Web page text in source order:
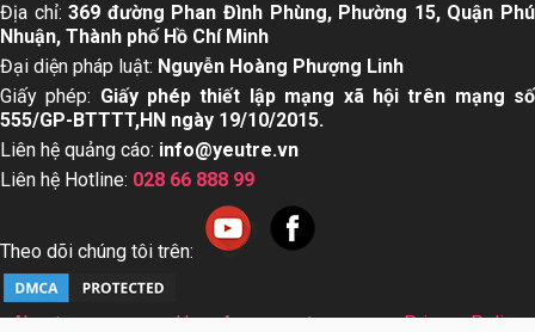
Địa chỉ:369 đường Phan Đình Phùng, Phường 15, Quận Phú
Nhuận, Thành phố Hồ Chí Minh
Đại diện pháp luật: Nguyễn Hoàng Phượng Linh
Giấy phép: Giấy phép thiết lập mạng xã hội trên mạng số
555/GP-BTTTT,HN ngày 19/10/2015.
Liên hệ quảng cáo: info@yeutre.vn
Liên hệ Hotline: 028 66 888 99
Theo dõi chúng tôi trên:
About us User Agreement Privacy Policy